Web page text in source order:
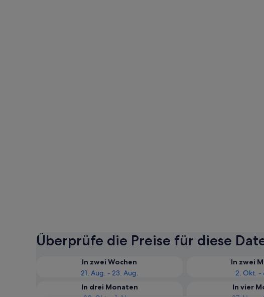
Überprüfe die Preise für diese
In zwei Wochen
21. Aug. - 23. Aug.
In zwei
2. Okt. -
In drei Monaten
In vier